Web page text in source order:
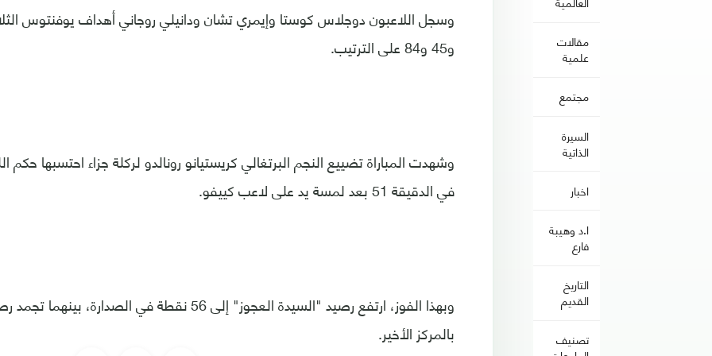
مقالات
علمية
مجتمع
السيرة
الذاتية
اخبار
ا.د وهيبة
فارع
التاريخ
القديم
تصنيف
و45 و84 على الترتيب.
وشهدت المباراة تضييع النجم البرتغالي كريستيانو رونالدو لركلة جزاء احتسبها
في الدقيقة 51 بعد لمسة يد على لاعب كييفو.
بالمركز الأخير.